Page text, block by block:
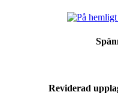
Reviderad